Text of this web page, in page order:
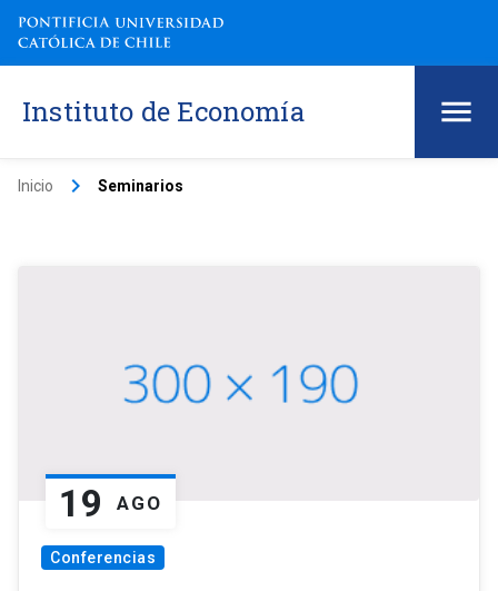
Instituto de Economía
Inicio keyboard_arrow_right Seminarios
19 AGO
Conferencias